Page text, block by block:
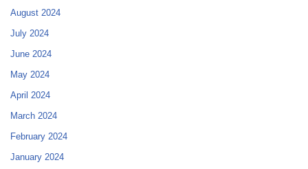
August 2024
July 2024
June 2024
May 2024
April 2024
March 2024
February 2024
January 2024